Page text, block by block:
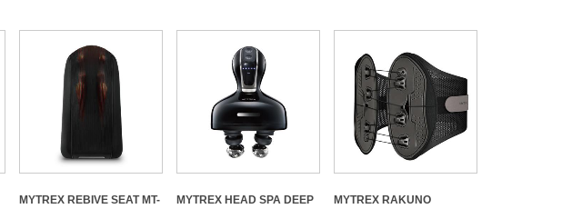
MYTREX REBIVE SEAT MT-
MYTREX HEAD SPA DEEP
MYTREX RAKUNO